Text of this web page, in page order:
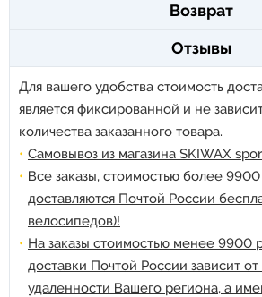
Возврат
Отзывы
Для вашего удобства стоимость
является фиксированной и не
количества заказанного товара.
Самовывоз из магазина SKIWAX
Все заказы, стоимостью более
доставляются Почтой России
велосипедов)!
На заказы стоимостью менее 9900
доставки Почтой России зависит
удаленности Вашего региона, а